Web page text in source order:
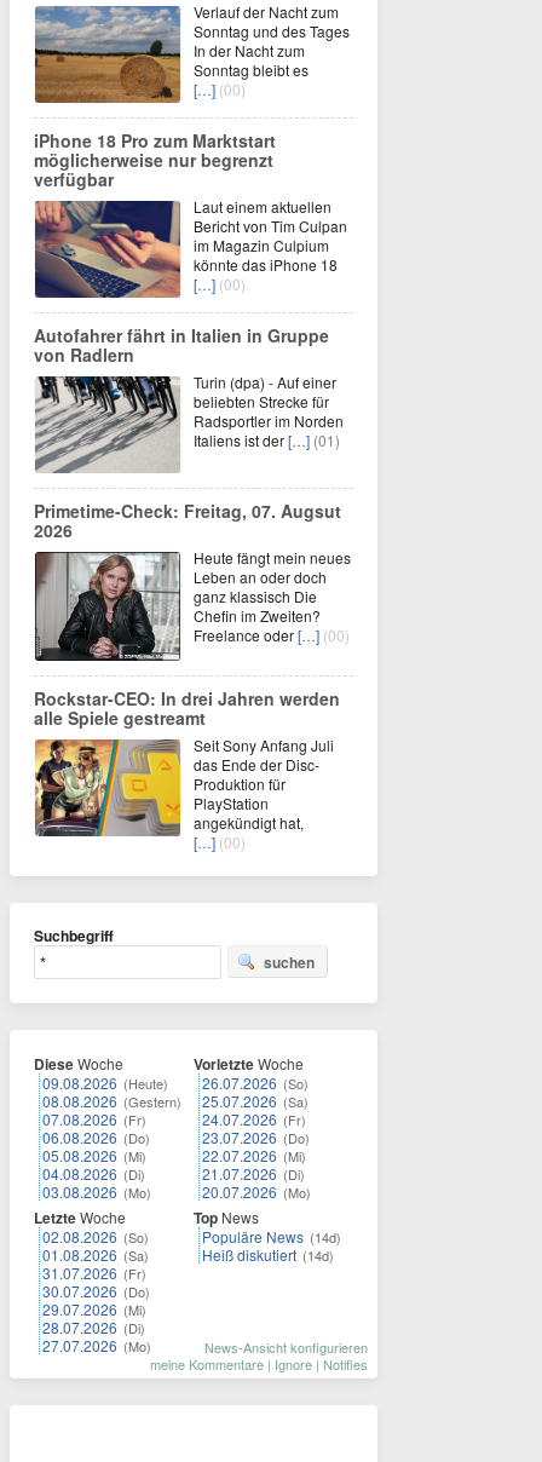
Verlauf der Nacht zum
Sonntag und des Tages
In der Nacht zum
Sonntag bleibt es
[…] (00)
iPhone 18 Pro zum Marktstart
möglicherweise nur begrenzt
verfügbar
Laut einem aktuellen
Bericht von Tim Culpan
im Magazin Culpium
könnte das iPhone 18
[…] (00)
Autofahrer fährt in Italien in Gruppe
von Radlern
Turin (dpa) - Auf einer
beliebten Strecke für
Radsportler im Norden
Italiens ist der[…] (01)
Primetime-Check: Freitag, 07. Augsut
2026
Heute fängt mein neues
Leben an oder doch
ganz klassisch Die
Chefin im Zweiten?
Freelance oder[…] (00)
Rockstar-CEO: In drei Jahren werden
alle Spiele gestreamt
Seit Sony Anfang Juli
das Ende der Disc-
Produktion für
PlayStation
angekündigt hat,
[…] (00)
Suchbegriff
suchen
DieseWoche
09.08.2026 (Heute)
08.08.2026 (Gestern)
07.08.2026 (Fr)
06.08.2026 (Do)
05.08.2026 (Mi)
04.08.2026 (Di)
03.08.2026 (Mo)
LetzteWoche
02.08.2026 (So)
01.08.2026 (Sa)
31.07.2026 (Fr)
30.07.2026 (Do)
29.07.2026 (Mi)
28.07.2026 (Di)
27.07.2026 (Mo)
VorletzteWoche
26.07.2026 (So)
25.07.2026 (Sa)
24.07.2026 (Fr)
23.07.2026 (Do)
22.07.2026 (Mi)
21.07.2026 (Di)
20.07.2026 (Mo)
Top News
Populäre News (14d)
Heiß diskutiert (14d)
News-Ansicht konfigurieren
meine Kommentare | Ignore | Notifies